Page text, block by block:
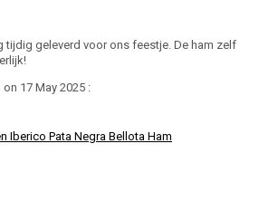
tijdig geleverd voor ons feestje. De ham zelf
17 May 2025 :
Iberico Pata Negra Bellota Ham